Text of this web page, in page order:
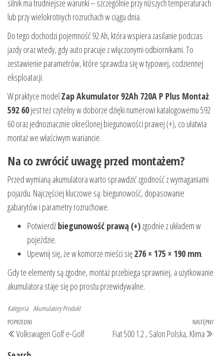
silnik ma trudniejsze warunki – szczególnie przy niższych temperaturach
lub przy wielokrotnych rozruchach w ciągu dnia.
Do tego dochodzi pojemność 92 Ah, która wspiera zasilanie podczas
jazdy oraz wtedy, gdy auto pracuje z włączonymi odbiornikami. To
zestawienie parametrów, które sprawdza się w typowej, codziennej
eksploatacji.
W praktyce model Zap Akumulator 92Ah 720A P Plus Montaż
592 60jest też czytelny w doborze dzięki numerowi katalogowemu 592
60 oraz jednoznacznie określonej biegunowości prawej (+), co ułatwia
montaż we właściwym wariancie.
Na co zwrócić uwagę przed montażem?
Przed wymianą akumulatora warto sprawdzić zgodność z wymaganiami
pojazdu. Najczęściej kluczowe są: biegunowość, dopasowanie
gabarytów i parametry rozruchowe.
Potwierdźbiegunowość prawą (+)zgodnie z układem w
pojeździe.
Upewnij się, że w komorze mieści się276 × 175 × 190 mm.
Gdy te elementy są zgodne, montaż przebiega sprawniej, a użytkowanie
akumulatora staje się po prostu przewidywalne.
Kategoria Akumulatory Produkt
Nawigacja
wpisu
Poprzedni
wpis
POPRZEDNI
Volkswagen Golf e-Golf
NASTĘPNY
Fiat 500 1.2 , Salon Polska, Klima